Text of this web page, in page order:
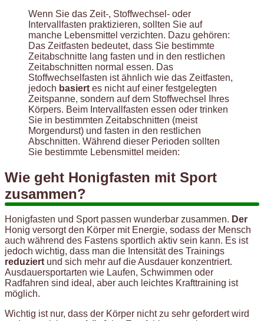
Wenn Sie das Zeit-, Stoffwechsel- oder
Intervallfasten praktizieren, sollten Sie auf
manche Lebensmittel verzichten. Dazu gehören:
Das Zeitfasten bedeutet, dass Sie bestimmte
Zeitabschnitte lang fasten und in den restlichen
Zeitabschnitten normal essen. Das
Stoffwechselfasten ist ähnlich wie das Zeitfasten,
jedoch basiert es nicht auf einer festgelegten
Zeitspanne, sondern auf dem Stoffwechsel Ihres
Körpers. Beim Intervallfasten essen oder trinken
Sie in bestimmten Zeitabschnitten (meist
Morgendurst) und fasten in den restlichen
Abschnitten. Während dieser Perioden sollten
Sie bestimmte Lebensmittel meiden:
Wie geht Honigfasten mit Sport
zusammen?
Honigfasten und Sport passen wunderbar zusammen. Der
Honig versorgt den Körper mit Energie, sodass der Mensch
auch während des Fastens sportlich aktiv sein kann. Es ist
jedoch wichtig, dass man die Intensität des Trainings
reduziert und sich mehr auf die Ausdauer konzentriert.
Ausdauersportarten wie Laufen, Schwimmen oder
Radfahren sind ideal, aber auch leichtes Krafttraining ist
möglich.
Wichtig ist nur, dass der Körper nicht zu sehr gefordert wird